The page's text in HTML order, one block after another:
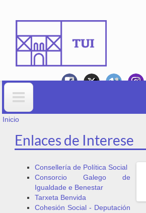
Formulario de busca
VOSTEDE ESTÁ AQUÍ
Inicio
Enlaces de Interese
Consellería de Política Social
Consorcio Galego de
Igualdade e Benestar
Tarxeta Benvida
Cohesión Social - Deputación